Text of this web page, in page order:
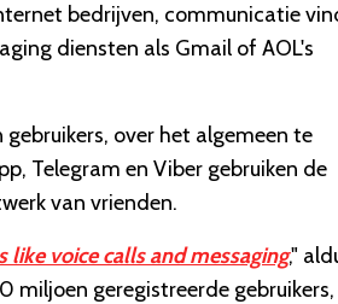
bedrijven, communicatie
diensten als Gmail of AOL's
over het algemeen te
Telegram en Viber gebruiken de
van vrienden.
like voice calls and messaging,"
miljoen geregistreerde gebruikers,